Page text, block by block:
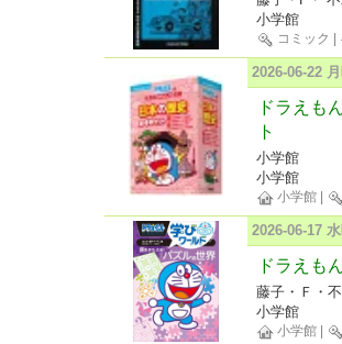
小学館
コミック
2026-06-22
ドラえも
ト
小学館
小学館
小学館
2026-06-17
ドラえも
藤子・Ｆ・
小学館
小学館